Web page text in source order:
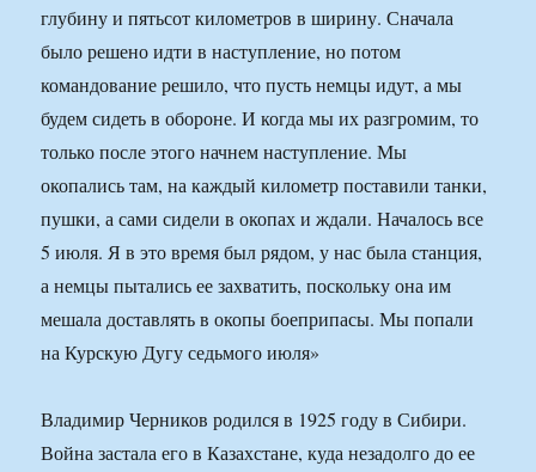
глубину и пятьсот километров в ширину. Сначала
было решено идти в наступление, но потом
командование решило, что пусть немцы идут, а мы
будем сидеть в обороне. И когда мы их разгромим, то
только после этого начнем наступление. Мы
окопались там, на каждый километр поставили танки,
пушки, а сами сидели в окопах и ждали. Началось все
5 июля. Я в это время был рядом, у нас была станция,
а немцы пытались ее захватить, поскольку она им
мешала доставлять в окопы боеприпасы. Мы попали
на Курскую Дугу седьмого июля»
Владимир Черников родился в 1925 году в Сибири.
Война застала его в Казахстане, куда незадолго до ее